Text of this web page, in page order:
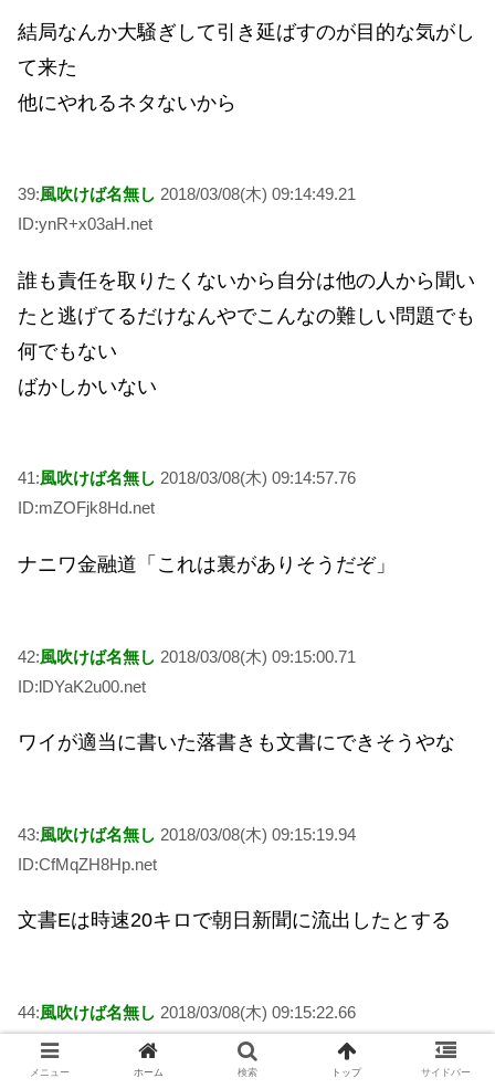
結局なんか大騒ぎして引き延ばすのが目的な気がし
て来た
他にやれるネタないから
39:風吹けば名無し 2018/03/08(木) 09:14:49.21
ID:ynR+x03aH.net
誰も責任を取りたくないから自分は他の人から聞い
たと逃げてるだけなんやでこんなの難しい問題でも
何でもない
ばかしかいない
41:風吹けば名無し 2018/03/08(木) 09:14:57.76
ID:mZOFjk8Hd.net
ナニワ金融道「これは裏がありそうだぞ」
42:風吹けば名無し 2018/03/08(木) 09:15:00.71
ID:lDYaK2u00.net
ワイが適当に書いた落書きも文書にできそうやな
43:風吹けば名無し 2018/03/08(木) 09:15:19.94
ID:CfMqZH8Hp.net
文書Eは時速20キロで朝日新聞に流出したとする
44:風吹けば名無し 2018/03/08(木) 09:15:22.66
ID:Zj7drJNBp.net
メニュー ホーム 検索 トップ サイドバー